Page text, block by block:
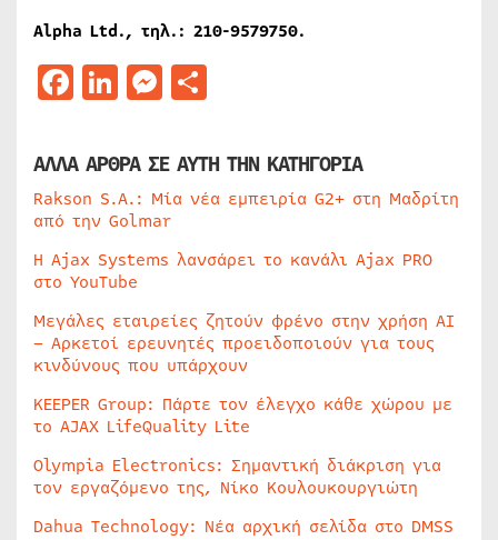
Alpha Ltd., τηλ.: 210-9579750.
Facebook
LinkedIn
Messenger
ΑΛΛΑ ΑΡΘΡΑ ΣΕ ΑΥΤΗ ΤΗΝ ΚΑΤΗΓΟΡΙΑ
Rakson S.A.: Μία νέα εμπειρία G2+ στη Μαδρίτη
από την Golmar
Η Ajax Systems λανσάρει το κανάλι Ajax PRO
στο YouTube
Μεγάλες εταιρείες ζητούν φρένο στην χρήση AI
– Αρκετοί ερευνητές προειδοποιούν για τους
κινδύνους που υπάρχουν
KEEPER Group: Πάρτε τον έλεγχο κάθε χώρου με
το AJAX LifeQuality Lite
Olympia Electronics: Σημαντική διάκριση για
τον εργαζόμενο της, Νίκο Κουλουκουργιώτη
Dahua Technology: Νέα αρχική σελίδα στο DMSS